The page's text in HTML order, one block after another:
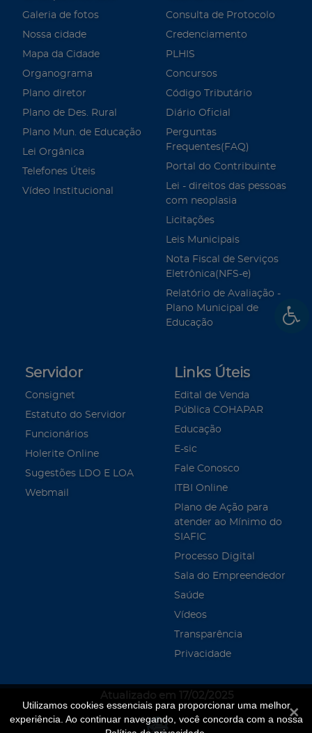
Utilizamos cookies essenciais para proporcionar uma melhor
experiência. Ao continuar navegando, você concorda com a nossa
Galeria de fotos
Nossa cidade
Mapa da Cidade
Organograma
Plano diretor
Plano de Des. Rural
Plano Mun. de Educação
Lei Orgânica
Telefones Úteis
Vídeo Institucional
Consulta de Protocolo
Credenciamento
PLHIS
Concursos
Código Tributário
Diário Oficial
Perguntas
Frequentes(FAQ)
Portal do Contribuinte
Lei - direitos das pessoas
com neoplasia
Licitações
Leis Municipais
Nota Fiscal de Serviços
Eletrônica(NFS-e)
Relatório de Avaliação -
Plano Municipal de
Educação
Servidor
Consignet
Estatuto do Servidor
Funcionários
Holerite Online
Sugestões LDO E LOA
Webmail
Links Úteis
Edital de Venda
Pública COHAPAR
Educação
E-sic
Fale Conosco
ITBI Online
Plano de Ação para
atender ao Mínimo do
SIAFIC
Processo Digital
Sala do Empreendedor
Saúde
Vídeos
Transparência
Privacidade
Atualizado em 17/02/2025